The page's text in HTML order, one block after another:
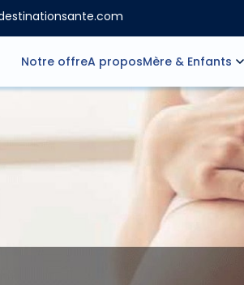
Notre offreA proposMère & Enfants